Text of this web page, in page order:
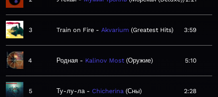
3 Train on Fire Akvarium Greatest Hits 3:59
4 Родная Kalinov Most Оружие 5:10
5 Ту-лу-ла Chicherina Сны 2:28